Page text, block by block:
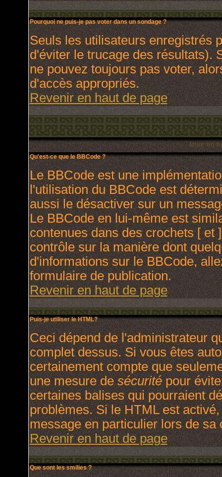
Pourquoi ne puis-je pas voter dans un sondage ?
Seuls les utilisateurs enregistrés
d'éviter le trucage des résultats).
ne pouvez toujours pas voter,
d'accès appropriés.
Revenir en haut de page
Mise en
Qu'est-ce que le BBCode ?
Le BBCode est une
l'utilisation du BBCode est
aussi le désactiver sur un
Le BBCode en lui-même est
contenues dans des crochets [ et
contrôle sur la manière dont
d'informations sur le BBCode,
formulaire de publication.
Revenir en haut de page
Puis-je utiliser le HTML?
Ceci dépend de l'administrateur
complet dessus. Si vous êtes
certainement compte que
une mesure desécuritépour
certaines balises qui pourraient
problèmes. Si le HTML est
message en particulier lors de sa
Revenir en haut de page
Que sont les smilies ?